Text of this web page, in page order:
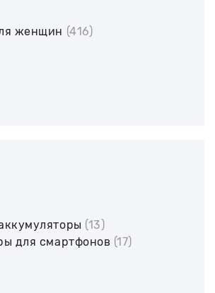
женщин (416)
(13)
для смартфонов (17)